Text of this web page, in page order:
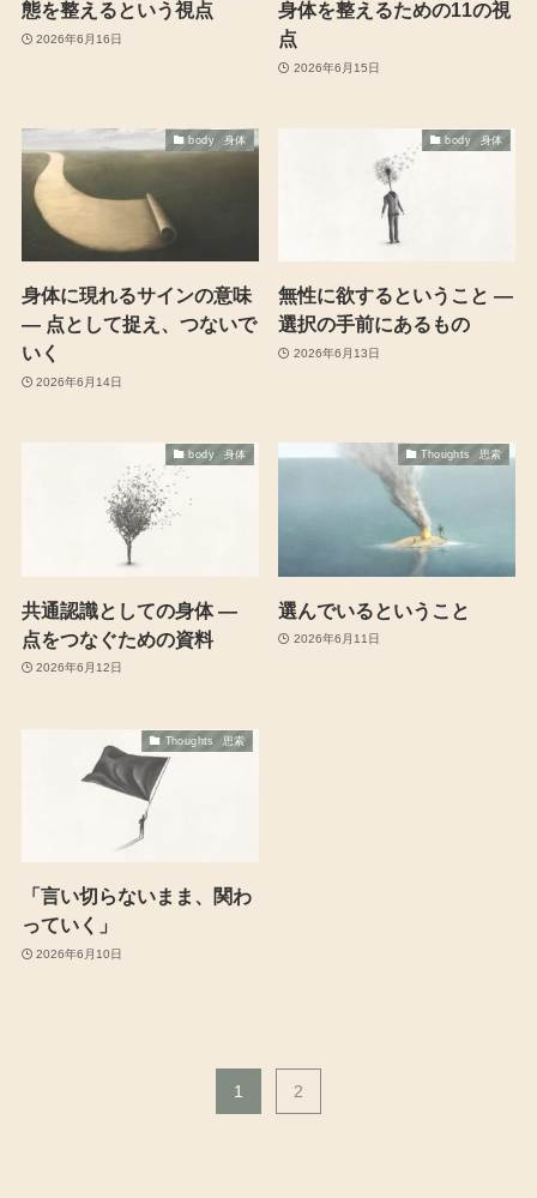
態を整えるという視点
2026年6月16日
身体を整えるための11の視
点
2026年6月15日
body 身体
身体に現れるサインの意味
― 点として捉え、つないで
いく
2026年6月14日
body 身体
無性に欲するということ ―
選択の手前にあるもの
2026年6月13日
body 身体
共通認識としての身体 ―
点をつなぐための資料
2026年6月12日
Thoughts 思索
選んでいるということ
2026年6月11日
Thoughts 思索
「言い切らないまま、関わ
っていく」
2026年6月10日
1 2